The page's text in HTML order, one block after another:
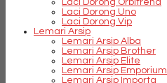
Laci Dorong Orbitrend
Laci Dorong Uno
Laci Dorong Vip
Lemari Arsip
Lemari Arsip Alba
Lemari Arsip Brother
Lemari Arsip Elite
Lemari Arsip Emporium
Lemari Arsip Importa